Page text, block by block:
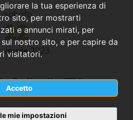
la tua esperienza di
sito, per mostrarti
e annunci mirati, per
nostro sito, e per capire da
visitatori.
Accetto
mie impostazioni
sabato
22
aprile 2023
Battaglia (TV)